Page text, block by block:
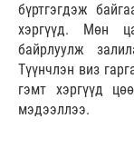
бүртгэгдэж
хэргүүд. Мөн
байрлуулж
Түүнчлэн виз
гэмт хэргүүд
мэдээллээ.